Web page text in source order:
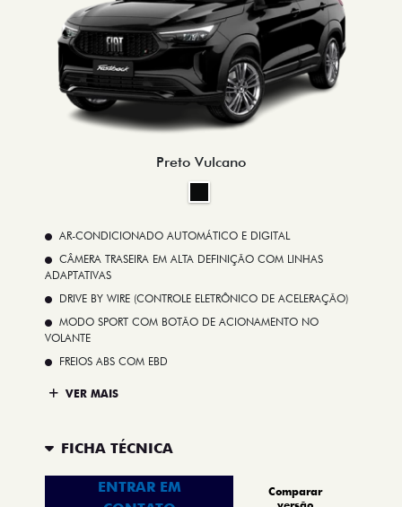
Preto Vulcano
AR-CONDICIONADO AUTOMÁTICO E DIGITAL
CÂMERA TRASEIRA EM ALTA DEFINIÇÃO COM LINHAS
ADAPTATIVAS
DRIVE BY WIRE (CONTROLE ELETRÔNICO DE ACELERAÇÃO)
MODO SPORT COM BOTÃO DE ACIONAMENTO NO
VOLANTE
FREIOS ABS COM EBD
VER MAIS
FICHA TÉCNICA
ENTRAR EM
Comparar